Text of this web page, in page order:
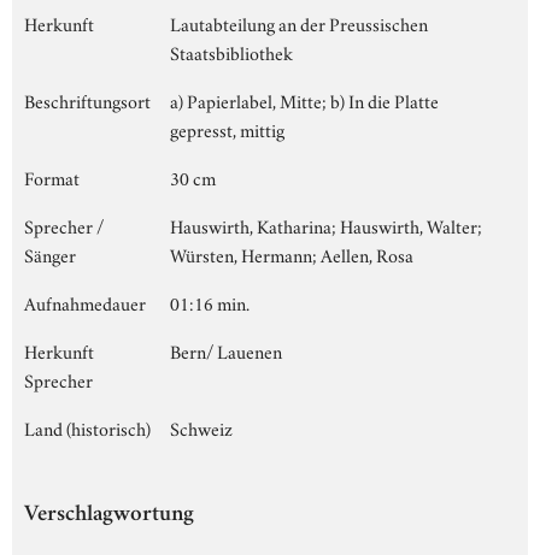
Herkunft
Lautabteilung an der Preussischen
Staatsbibliothek
Beschriftungsort
a) Papierlabel, Mitte; b) In die Platte
gepresst, mittig
Format
30 cm
Sprecher /
Sänger
Hauswirth, Katharina; Hauswirth, Walter;
Würsten, Hermann; Aellen, Rosa
Aufnahmedauer
01:16 min.
Herkunft
Sprecher
Bern/ Lauenen
Land (historisch) Schweiz
Verschlagwortung